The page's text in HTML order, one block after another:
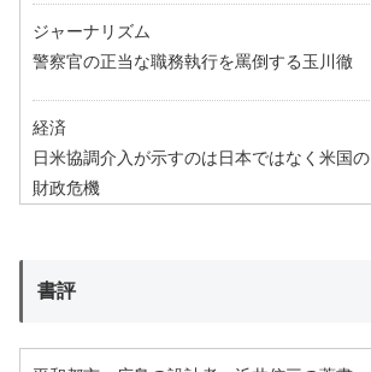
ジャーナリズム
警察官の正当な職務執行を罵倒する玉川徹
経済
日米協調介入が示すのは日本ではなく米国の
財政危機
書評